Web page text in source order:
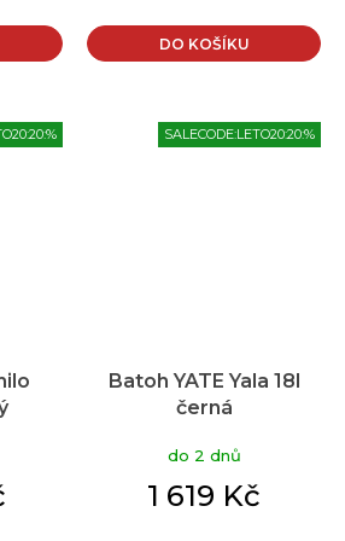
DO KOŠÍKU
SALECODE:LETO20:20:%
Batoh YATE Yala 18l
černá
do 2 dnů
1 619 Kč